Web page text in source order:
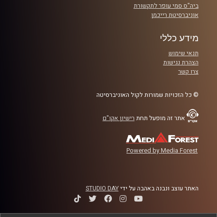
ביה"ס סמי עופר לתקשורת
אוניברסיטת רייכמן
מידע כללי
תנאי שימוש
הצהרת נגישות
צרו קשר
© כל הזכויות שמורות לקול האוניברסיטה
אתר זה מופעל תחת רישיון אקו"ם
Powered by Media Forest
האתר עוצב ונבנה באהבה על ידיSTUDIO DAY